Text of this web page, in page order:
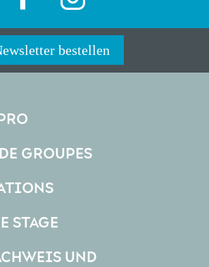
bestellen
GROUPES
STAGE
UND